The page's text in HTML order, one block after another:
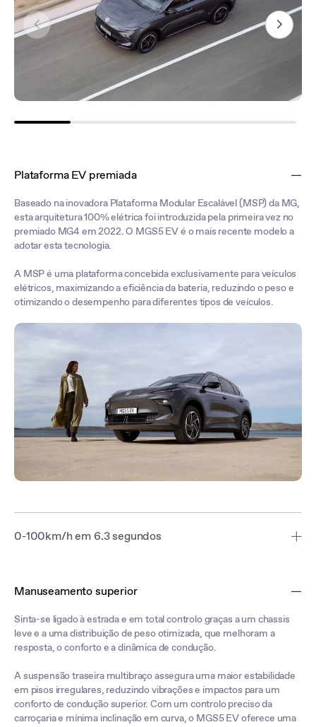
Plataforma EV premiada
Baseado na inovadora Plataforma Modular Escalável (MSP) da MG,
esta arquitetura 100% elétrica foi introduzida pela primeira vez no
premiado MG4 em 2022. O MGS5 EV é o mais recente modelo a
adotar esta tecnologia.
A MSP é uma plataforma concebida exclusivamente para veículos
elétricos, maximizando a eficiência da bateria, reduzindo o peso e
otimizando o desempenho para diferentes tipos de veículos.
0-100km/h em 6.3 segundos
garantindo uma performance entre as melhores da sua classe.
Manuseamento superior
Sinta-se ligado à estrada e em total controlo graças a um chassis
leve e a uma distribuição de peso otimizada, que melhoram a
resposta, o conforto e a dinâmica de condução.
A suspensão traseira multibraço assegura uma maior estabilidade
em pisos irregulares, reduzindo vibrações e impactos para um
conforto de condução superior. Com um controlo preciso da
carroçaria e mínima inclinação em curva, o MGS5 EV oferece uma